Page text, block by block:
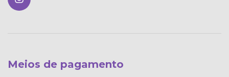
Meios de pagamento